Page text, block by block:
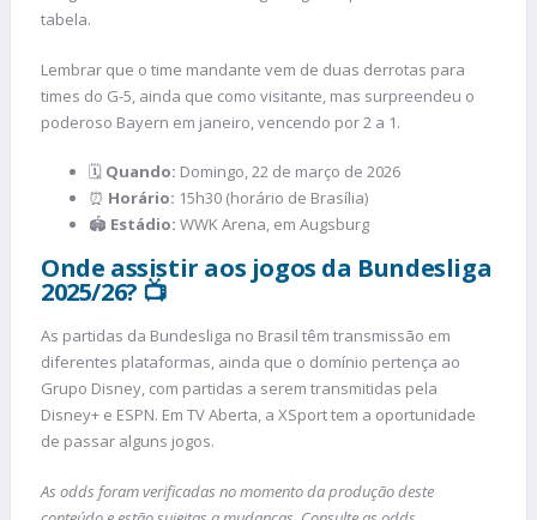
tabela.
Lembrar que o time mandante vem de duas derrotas para
times do G-5, ainda que como visitante, mas surpreendeu o
poderoso Bayern em janeiro, vencendo por 2 a 1.
🗓️ Quando: Domingo, 22 de março de 2026
⏰ Horário: 15h30 (horário de Brasília)
🏟️ Estádio: WWK Arena, em Augsburg
Onde assistir aos jogos da Bundesliga
2025/26? 📺
As partidas da Bundesliga no Brasil têm transmissão em
diferentes plataformas, ainda que o domínio pertença ao
Grupo Disney, com partidas a serem transmitidas pela
Disney+ e ESPN. Em TV Aberta, a XSport tem a oportunidade
de passar alguns jogos.
As odds foram verificadas no momento da produção deste